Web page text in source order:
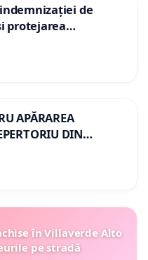
de
protejarea
asistenții
APĂRAREA
DIN
în Villaverde Alto
pe stradă